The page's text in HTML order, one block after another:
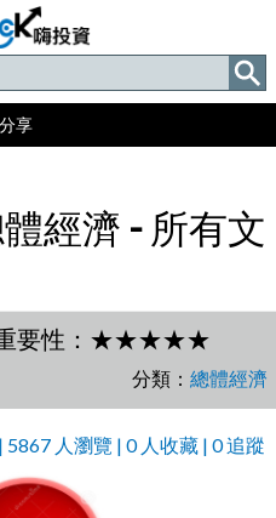
享
經濟 - 所有文
重要性：★★★★★
分類： 總體經濟
人瀏覽 | 0 人收藏 | 0 追蹤